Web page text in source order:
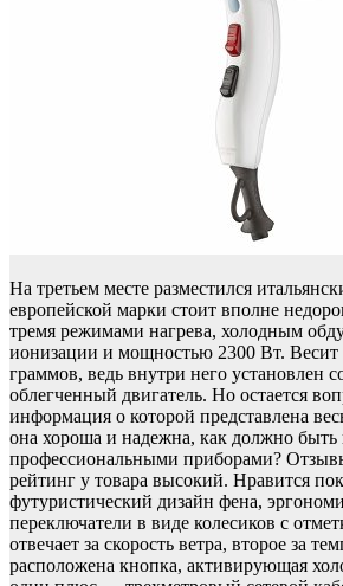
На третьем месте разместился
европейской марки стоит вполне
тремя режимами нагрева, холодным
ионизации и мощностью 2300 Вт. Весит
граммов, ведь внутри него установлен
облегченный двигатель. Но остается
информация о которой представлена
она хороша и надежна, как должно быть
профессиональными приборами?
рейтинг у товара высокий. Нравится
футуристический дизайн фена,
переключатели в виде колесиков с
отвечает за скорость ветра, второе за
расположена кнопка, активирующая